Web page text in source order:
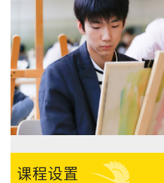
课程设置